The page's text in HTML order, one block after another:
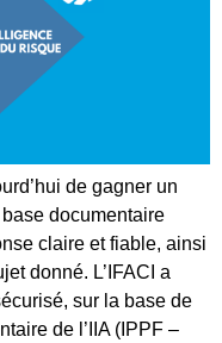
de gagner un
documentaire
claire et fiable, ainsi
donné. L’IFACI a
sur la base de
de l’IIA (IPPF –